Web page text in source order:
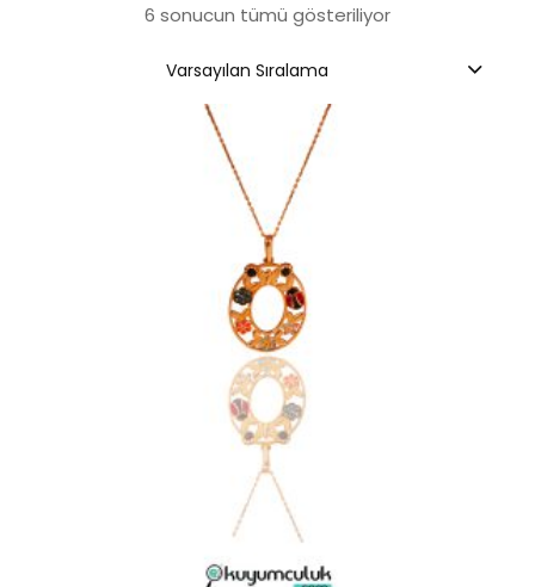
6 sonucun tümü gösteriliyor
Varsayılan Sıralama